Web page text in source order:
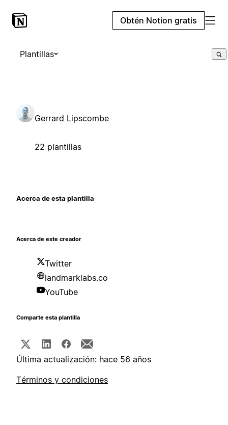
Obtén Notion gratis
Plantillas
Gerrard Lipscombe
22 plantillas
Acerca de esta plantilla
Acerca de este creador
Twitter
landmarklabs.co
YouTube
Comparte esta plantilla
Última actualización: hace 56 años
Términos y condiciones